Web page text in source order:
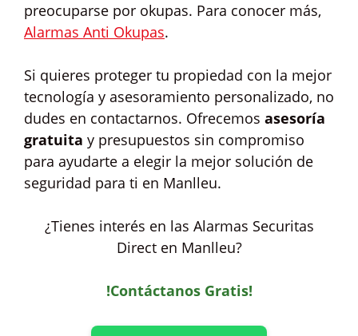
preocuparse por okupas. Para conocer más,
Alarmas Anti Okupas.
Si quieres proteger tu propiedad con la mejor
tecnología y asesoramiento personalizado, no
dudes en contactarnos. Ofrecemos asesoría
gratuita y presupuestos sin compromiso
para ayudarte a elegir la mejor solución de
seguridad para ti en Manlleu.
¿Tienes interés en las Alarmas Securitas
Direct en Manlleu?
!Contáctanos Gratis!